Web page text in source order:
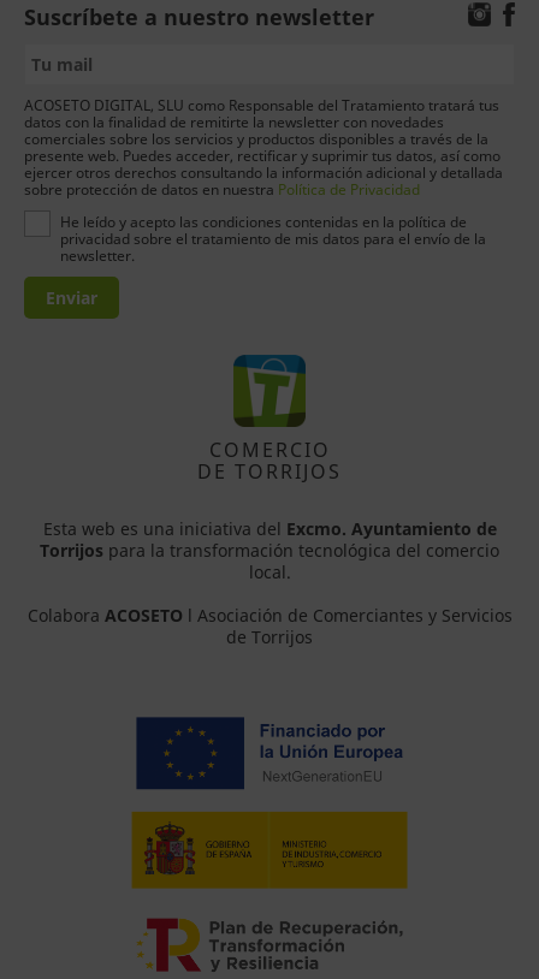
Suscríbete a nuestro newsletter
ACOSETO DIGITAL, SLU como Responsable del Tratamiento tratará tus
datos con la finalidad de remitirte la newsletter con novedades
comerciales sobre los servicios y productos disponibles a través de la
presente web. Puedes acceder, rectificar y suprimir tus datos, así como
ejercer otros derechos consultando la información adicional y detallada
sobre protección de datos en nuestra Política de Privacidad
He leído y acepto las condiciones contenidas en la política de
privacidad sobre el tratamiento de mis datos para el envío de la
newsletter.
Enviar
COMERCIO
DE TORRIJOS
Esta web es una iniciativa del Excmo. Ayuntamiento de
Torrijos para la transformación tecnológica del comercio
local.
Colabora ACOSETO l Asociación de Comerciantes y Servicios
de Torrijos